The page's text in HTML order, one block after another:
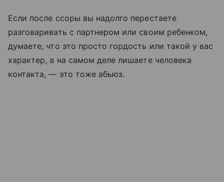
Если после ссоры вы надолго перестаете
разговаривать с партнером или своим ребенком,
думаете, что это просто гордость или такой у вас
характер, а на самом деле лишаете человека
контакта, — это тоже абьюз.